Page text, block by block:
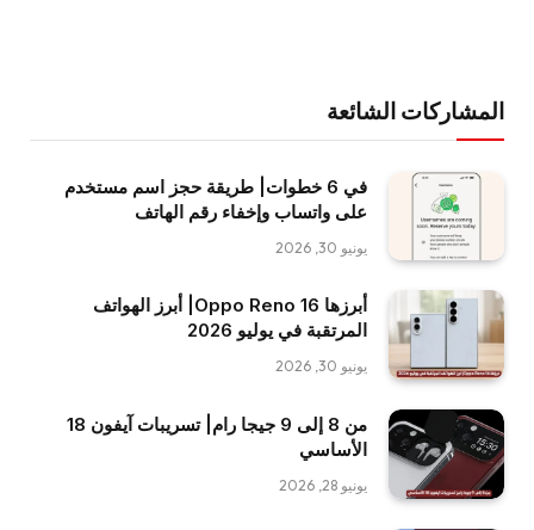
المشاركات الشائعة
في 6 خطوات| طريقة حجز اسم مستخدم
على واتساب وإخفاء رقم الهاتف
يونيو 30, 2026
أبرزها Oppo Reno 16| أبرز الهواتف
المرتقبة في يوليو 2026
يونيو 30, 2026
من 8 إلى 9 جيجا رام| تسريبات آيفون 18
الأساسي
يونيو 28, 2026